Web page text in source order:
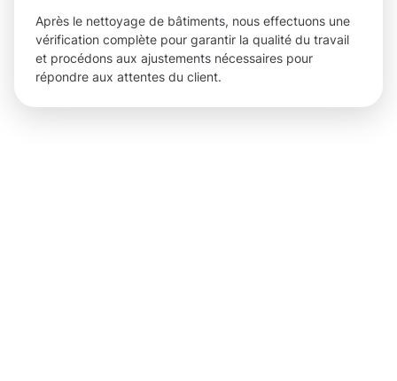
Après le nettoyage de bâtiments, nous effectuons une
vérification complète pour garantir la qualité du travail
et procédons aux ajustements nécessaires pour
répondre aux attentes du client.